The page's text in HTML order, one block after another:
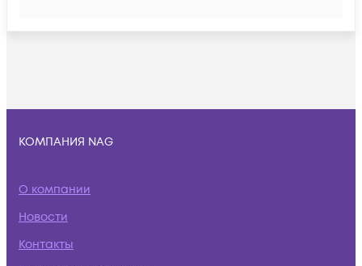
КОМПАНИЯ NAG
О компании
Новости
Контакты